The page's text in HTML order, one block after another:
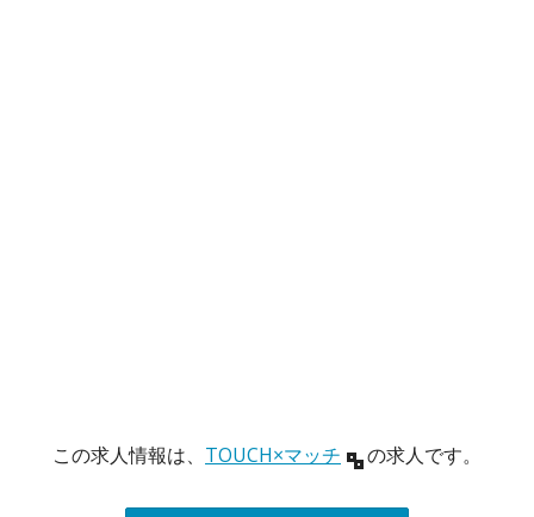
この求人情報は、 TOUCH×マッチ の求人です。